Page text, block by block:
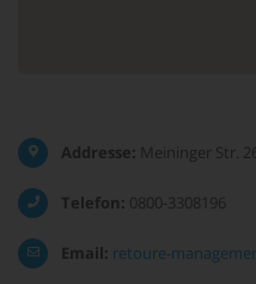
Addresse: Meininger Str.
Telefon: 0800-3308196
Email: retoure-